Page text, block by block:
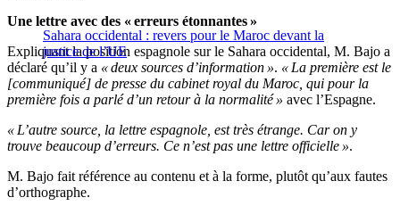
Sahara occidental : revers pour le Maroc devant la
justice de l’UE
Une lettre avec des « erreurs étonnantes »
Expliquant la position espagnole sur le Sahara occidental, M. Bajo a
déclaré qu’il y a « deux sources d’information ». « La première est le
[communiqué] de presse du cabinet royal du Maroc, qui pour la
première fois a parlé d’un retour à la normalité » avec l’Espagne.
« L’autre source, la lettre espagnole, est très étrange. Car on y
trouve beaucoup d’erreurs. Ce n’est pas une lettre officielle ».
M. Bajo fait référence au contenu et à la forme, plutôt qu’aux fautes
d’orthographe.